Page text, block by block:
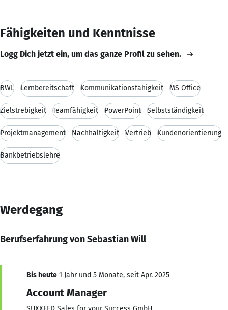
Fähigkeiten und Kenntnisse
Logg Dich jetzt ein, um das ganze Profil zu sehen.
BWL Lernbereitschaft Kommunikationsfähigkeit MS Office
Zielstrebigkeit Teamfähigkeit PowerPoint Selbstständigkeit
Projektmanagement Nachhaltigkeit Vertrieb Kundenorientierung
Bankbetriebslehre
Werdegang
Berufserfahrung von Sebastian Will
Bis heute 1 Jahr und 5 Monate, seit Apr. 2025
Account Manager